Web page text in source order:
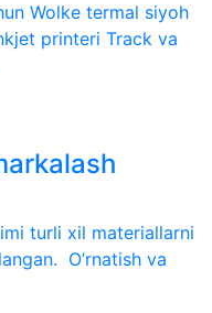
Wolke termal siyoh
printeri Track va
turli xil materiallarni
O’rnatish va